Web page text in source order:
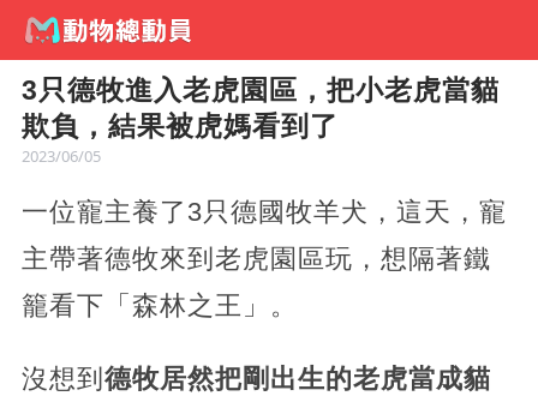
3只德牧進入老虎園區，把小老虎當貓
欺負，結果被虎媽看到了
2023/06/05
一位寵主養了3只德國牧羊犬，這天，寵
主帶著德牧來到老虎園區玩，想隔著鐵
籠看下「森林之王」。
沒想到 德牧居然把剛出生的老虎當成貓